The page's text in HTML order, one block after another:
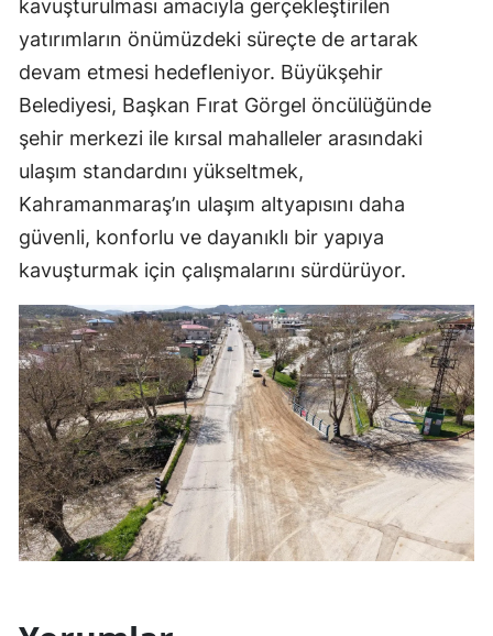
kavuşturulması amacıyla gerçekleştirilen
yatırımların önümüzdeki süreçte de artarak
devam etmesi hedefleniyor. Büyükşehir
Belediyesi, Başkan Fırat Görgel öncülüğünde
şehir merkezi ile kırsal mahalleler arasındaki
ulaşım standardını yükseltmek,
Kahramanmaraş’ın ulaşım altyapısını daha
güvenli, konforlu ve dayanıklı bir yapıya
kavuşturmak için çalışmalarını sürdürüyor.